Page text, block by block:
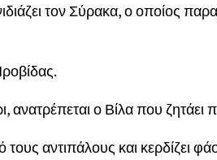
τον Σύρακα, ο οποίος
ο Βίλα που ζητάει
αντιπάλους και κερδίζει